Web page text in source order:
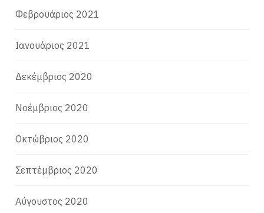
Φεβρουάριος 2021
Ιανουάριος 2021
Δεκέμβριος 2020
Νοέμβριος 2020
Οκτώβριος 2020
Σεπτέμβριος 2020
Αύγουστος 2020